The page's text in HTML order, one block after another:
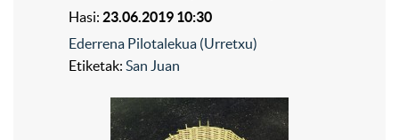
Hasi: 23.06.2019 10:30
Ederrena Pilotalekua (Urretxu)
Etiketak: San Juan